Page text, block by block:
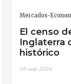
Mercados-
El censo
Inglaterra
histórico
05-sep-2024